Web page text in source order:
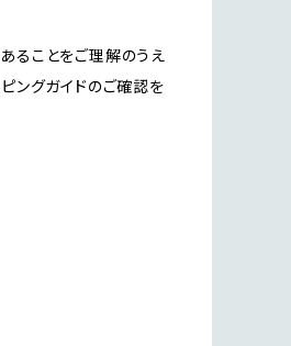
ることをご理解のうえ
ングガイドのご確認を